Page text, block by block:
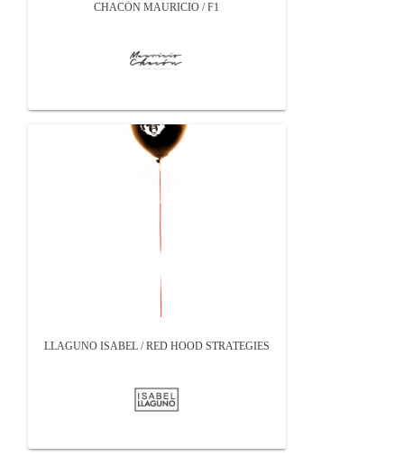
CHACÓN MAURICIO / F1
LLAGUNO ISABEL / RED HOOD STRATEGIES